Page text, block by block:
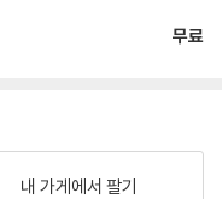
무료
내 가게에서 팔기